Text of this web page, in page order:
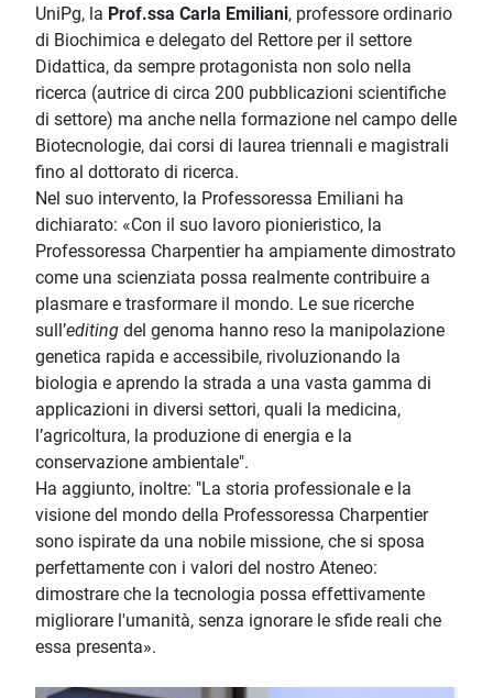
UniPg, la Prof.ssa Carla Emiliani, professore ordinario
di Biochimica e delegato del Rettore per il settore
Didattica, da sempre protagonista non solo nella
ricerca (autrice di circa 200 pubblicazioni scientifiche
di settore) ma anche nella formazione nel campo delle
Biotecnologie, dai corsi di laurea triennali e magistrali
fino al dottorato di ricerca.
Nel suo intervento, la Professoressa Emiliani ha
dichiarato: «Con il suo lavoro pionieristico, la
Professoressa Charpentier ha ampiamente dimostrato
come una scienziata possa realmente contribuire a
plasmare e trasformare il mondo. Le sue ricerche
sull’editing del genoma hanno reso la manipolazione
genetica rapida e accessibile, rivoluzionando la
biologia e aprendo la strada a una vasta gamma di
applicazioni in diversi settori, quali la medicina,
l’agricoltura, la produzione di energia e la
conservazione ambientale".
Ha aggiunto, inoltre: "La storia professionale e la
visione del mondo della Professoressa Charpentier
sono ispirate da una nobile missione, che si sposa
perfettamente con i valori del nostro Ateneo:
dimostrare che la tecnologia possa effettivamente
migliorare l'umanità, senza ignorare le sfide reali che
essa presenta».